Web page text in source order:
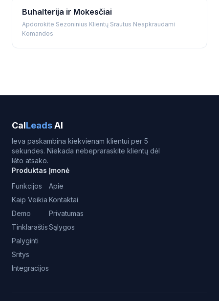
Buhalterija ir Mokesčiai
Apdorokite Sezoninius Klientų Srautus Neapkraudami
Komandos
CalLeadsAI
Ieva paskambina kiekvienam klientui per 5
sekundes. Niekada nebepraraskite klientų dėl
lėto atsako.
Produktas
Funkcijos
Kaip Veikia
Demo
Tinklaraštis
Palyginti
Sritys
Integracijos
Įmonė
Apie
Kontaktai
Privatumas
Sąlygos